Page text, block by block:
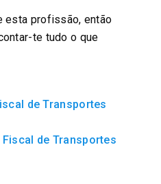
esta profissão, então
te tudo o que
de Transportes
de Transportes